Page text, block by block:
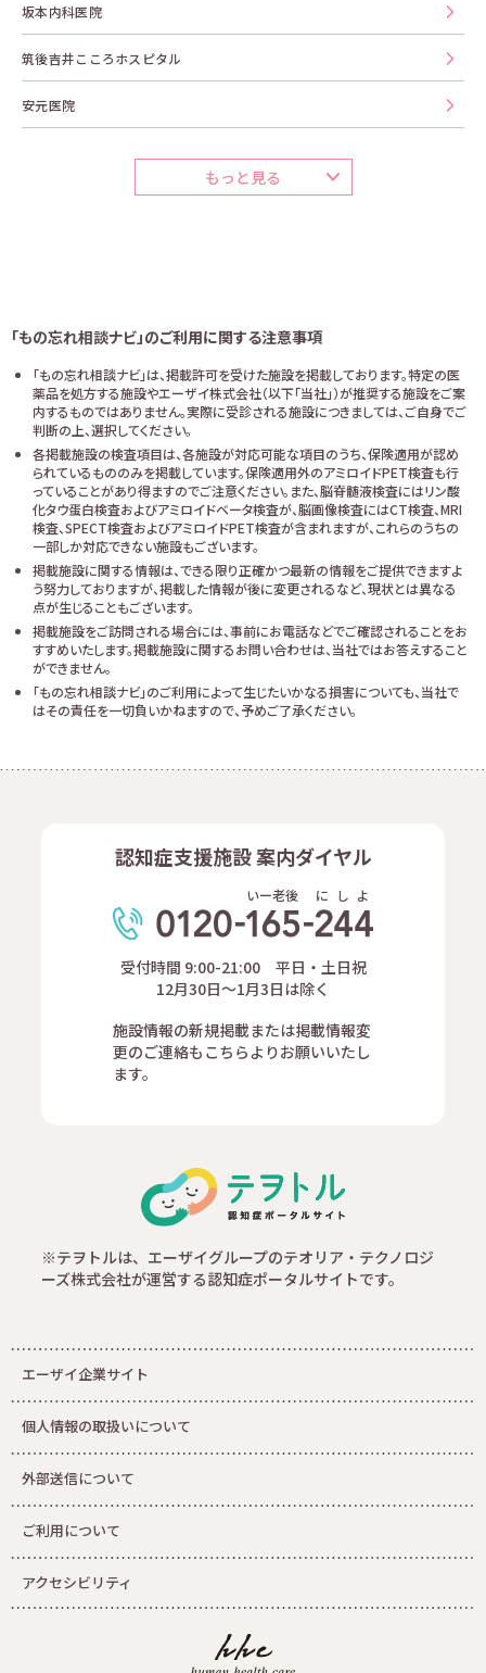
坂本内科医院
筑後吉井こころホスピタル
安元医院
もっと見る
「もの忘れ相談ナビ」のご利用に関する注意事項
「もの忘れ相談ナビ」は、掲載許可を受けた施設を掲載しております。特定の医
薬品を処方する施設やエーザイ株式会社（以下「当社」）が推奨する施設をご案
内するものではありません。実際に受診される施設につきましては、ご自身でご
判断の上、選択してください。
各掲載施設の検査項目は、各施設が対応可能な項目のうち、保険適用が認め
られているもののみを掲載しています。保険適用外のアミロイドPET検査も行
っていることがあり得ますのでご注意ください。また、脳脊髄液検査にはリン酸
化タウ蛋白検査およびアミロイドベータ検査が、脳画像検査にはCT検査、MRI
検査、SPECT検査およびアミロイドPET検査が含まれますが、これらのうちの
一部しか対応できない施設もございます。
掲載施設に関する情報は、できる限り正確かつ最新の情報をご提供できますよ
う努力しておりますが、掲載した情報が後に変更されるなど、現状とは異なる
点が生じることもございます。
掲載施設をご訪問される場合には、事前にお電話などでご確認されることをお
すすめいたします。掲載施設に関するお問い合わせは、当社ではお答えすること
ができません。
「もの忘れ相談ナビ」のご利用によって生じたいかなる損害についても、当社で
はその責任を一切負いかねますので、予めご了承ください。
認知症支援施設 案内ダイヤル
いー老後 に し よ
受付時間 9:00-21:00 平日・土日祝
12月30日～1月3日は除く
施設情報の新規掲載または掲載情報変
更のご連絡もこちらよりお願いいたし
ます。
※テヲトルは、エーザイグループのテオリア・テクノロジ
ーズ株式会社が運営する認知症ポータルサイトです。
エーザイ企業サイト
個人情報の取扱いについて
外部送信について
ご利用について
アクセシビリティ